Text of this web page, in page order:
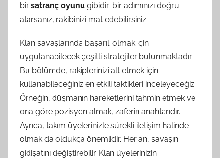
bir satranç oyunu gibidir; bir adımınızı doğru
atarsanız, rakibinizi mat edebilirsiniz.
Klan savaşlarında başarılı olmak için
uygulanabilecek çeşitli stratejiler bulunmaktadır.
Bu bölümde, rakiplerinizi alt etmek için
kullanabileceğiniz en etkili taktikleri inceleyeceğiz.
Örneğin, düşmanın hareketlerini tahmin etmek ve
ona göre pozisyon almak, zaferin anahtarıdır.
Ayrıca, takım üyelerinizle sürekli iletişim halinde
olmak da oldukça önemlidir. Her an, savaşın
gidişatını değiştirebilir. Klan üyelerinizin